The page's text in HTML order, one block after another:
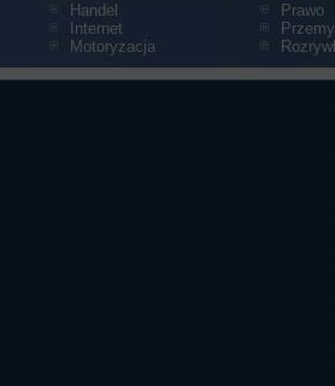
Handel
Internet
Motoryzacja
Prawo